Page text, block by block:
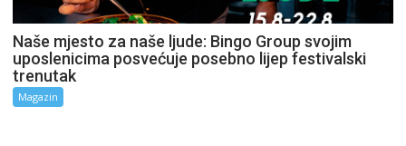
Naše mjesto za naše ljude: Bingo Group svojim
uposlenicima posvećuje posebno lijep festivalski
trenutak
Magazin